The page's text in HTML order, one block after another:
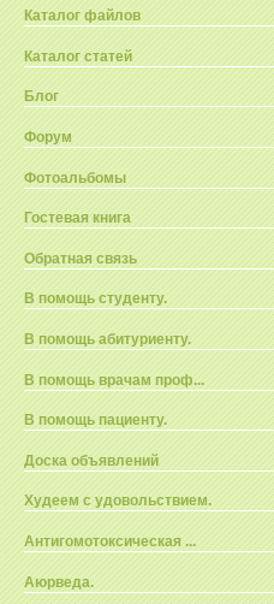
Каталог файлов
Каталог статей
Блог
Форум
Фотоальбомы
Гостевая книга
Обратная связь
В помощь студенту.
В помощь абитуриенту.
В помощь врачам проф...
В помощь пациенту.
Доска объявлений
Худеем с удовольствием.
Антигомотоксическая ...
Аюрведа.